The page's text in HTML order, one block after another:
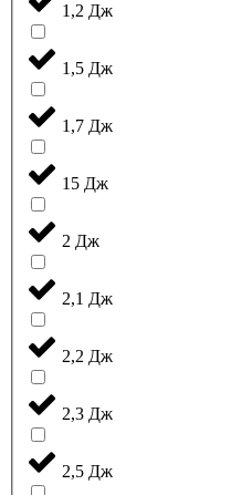
1,2 Дж
1,5 Дж
1,7 Дж
15 Дж
2 Дж
2,1 Дж
2,2 Дж
2,3 Дж
2,5 Дж